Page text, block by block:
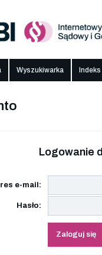
Wyszukiwarka
Logowanie
e-mail:
Hasło:
Zaloguj się